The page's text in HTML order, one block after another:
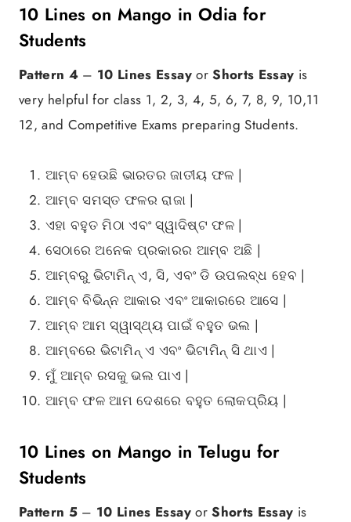
10 Lines on Mango in Odia for
Students
Pattern 4 – 10 Lines EssayorShorts Essay is
very helpful for class 1, 2, 3, 4, 5, 6, 7, 8, 9, 10,11
12, and Competitive Exams preparing Students.
ଆମ୍ବ ହେଉଛି ଭାରତର ଜାତୀୟ ଫଳ |
ଆମ୍ବ ସମସ୍ତ ଫଳର ରାଜା |
ଏହା ବହୁତ ମିଠା ଏବଂ ସ୍ୱାଦିଷ୍ଟ ଫଳ |
ସେଠାରେ ଅନେକ ପ୍ରକାରର ଆମ୍ବ ଅଛି |
ଆମ୍ବରୁ ଭିଟାମିନ୍ ଏ, ସି, ଏବଂ ଡି ଉପଲବ୍ଧ ହେବ |
ଆମ୍ବ ବିଭିନ୍ନ ଆକାର ଏବଂ ଆକାରରେ ଆସେ |
ଆମ୍ବ ଆମ ସ୍ୱାସ୍ଥ୍ୟ ପାଇଁ ବହୁତ ଭଲ |
ଆମ୍ବରେ ଭିଟାମିନ୍ ଏ ଏବଂ ଭିଟାମିନ୍ ସି ଥାଏ |
ମୁଁ ଆମ୍ବ ରସକୁ ଭଲ ପାଏ |
ଆମ୍ବ ଫଳ ଆମ ଦେଶରେ ବହୁତ ଲୋକପ୍ରିୟ |
10 Lines on Mango in Telugu for
Students
Pattern 5 – 10 Lines EssayorShorts Essay is